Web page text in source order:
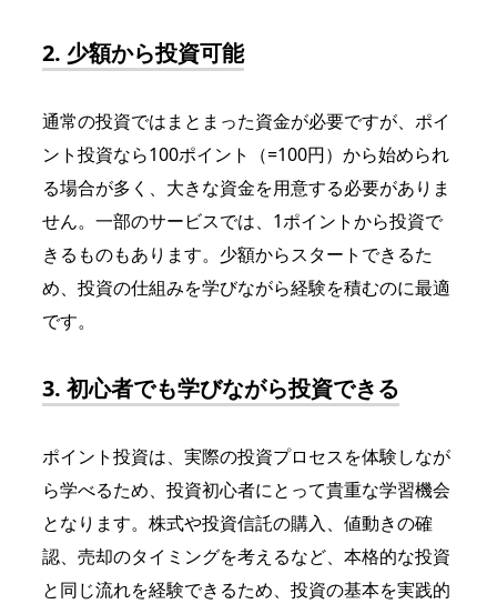
2. 少額から投資可能
通常の投資ではまとまった資金が必要ですが、ポイ
ント投資なら100ポイント（=100円）から始められ
る場合が多く、大きな資金を用意する必要がありま
せん。一部のサービスでは、1ポイントから投資で
きるものもあります。少額からスタートできるた
め、投資の仕組みを学びながら経験を積むのに最適
です。
3. 初心者でも学びながら投資できる
ポイント投資は、実際の投資プロセスを体験しなが
ら学べるため、投資初心者にとって貴重な学習機会
となります。株式や投資信託の購入、値動きの確
認、売却のタイミングを考えるなど、本格的な投資
と同じ流れを経験できるため、投資の基本を実践的